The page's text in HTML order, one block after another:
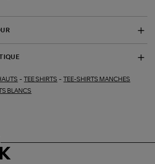
-TEE SHIRTS -TEE-SHIRTS MANCHES
BLANCS